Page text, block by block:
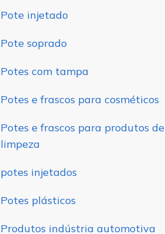
Pote injetado
Pote soprado
Potes com tampa
Potes e frascos para cosméticos
Potes e frascos para produtos de
limpeza
potes injetados
Potes plásticos
Produtos indústria automotiva